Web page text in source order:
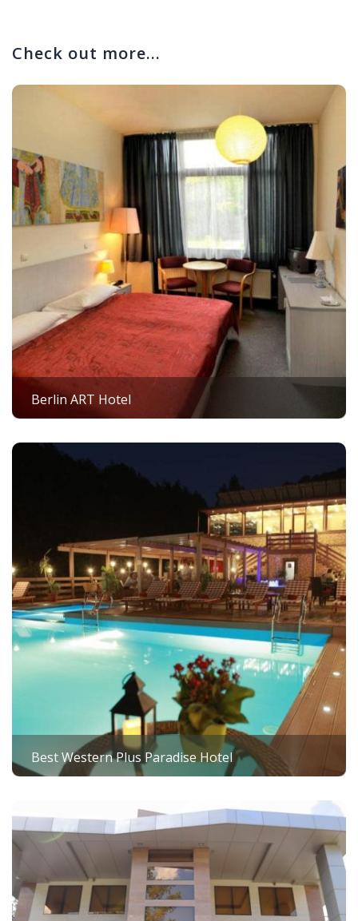
Check out more...
Berlin ART Hotel
Best Western Plus Paradise Hotel